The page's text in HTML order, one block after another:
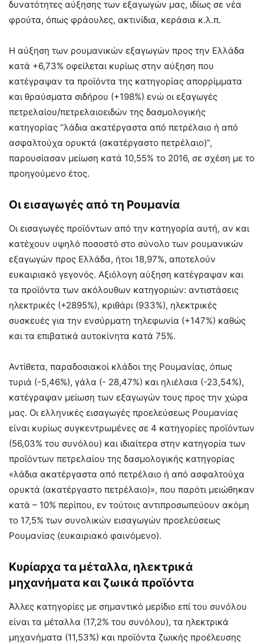
δυνατότητες αύξησης των εξαγωγών μας, ιδίως σε νέα
φρούτα, όπως φράουλες, ακτινίδια, κεράσια κ.λ.π.
Η αύξηση των ρουμανικών εξαγωγών προς την Ελλάδα
κατά +6,73% οφείλεται κυρίως στην αύξηση που
κατέγραψαν τα προϊόντα της κατηγορίας απορρίμματα
και θραύσματα σιδήρου (+198%) ενώ οι εξαγωγές
πετρελαίου/πετρελαιοειδών της δασμολογικής
κατηγορίας “λάδια ακατέργαστα από πετρέλαιο ή από
ασφαλτούχα ορυκτά (ακατέργαστο πετρέλαιο)”,
παρουσίασαν μείωση κατά 10,55% το 2016, σε σχέση με το
προηγούμενο έτος.
Οι εισαγωγές από τη Ρουμανία
Οι εισαγωγές προϊόντων από την κατηγορία αυτή, αν και
κατέχουν υψηλό ποσοστό στο σύνολο των ρουμανικών
εξαγωγών προς Ελλάδα, ήτοι 18,97%, αποτελούν
ευκαιριακό γεγονός. Αξιόλογη αύξηση κατέγραψαν και
τα προϊόντα των ακόλουθων κατηγοριών: αντιστάσεις
ηλεκτρικές (+2895%), κριθάρι (933%), ηλεκτρικές
συσκευές για την ενσύρματη τηλεφωνία (+147%) καθώς
και τα επιβατικά αυτοκίνητα κατά 75%.
Αντίθετα, παραδοσιακοί κλάδοι της Ρουμανίας, όπως
τυριά (-5,46%), γάλα (- 28,47%) και ηλιέλαια (-23,54%),
κατέγραψαν μείωση των εξαγωγών τους προς την χώρα
μας. Οι ελληνικές εισαγωγές προελεύσεως Ρουμανίας
είναι κυρίως συγκεντρωμένες σε 4 κατηγορίες προϊόντων
(56,03% του συνόλου) και ιδιαίτερα στην κατηγορία των
προϊόντων πετρελαίου της δασμολογικής κατηγορίας
«λάδια ακατέργαστα από πετρέλαιο ή από ασφαλτούχα
ορυκτά (ακατέργαστο πετρέλαιο)», που παρότι μειώθηκαν
κατά – 10% περίπου, εν τούτοις αντιπροσωπεύουν ακόμη
το 17,5% των συνολικών εισαγωγών προελεύσεως
Ρουμανίας (ευκαιριακό φαινόμενο).
Κυρίαρχα τα μέταλλα, ηλεκτρικά
μηχανήματα και ζωικά προϊόντα
Άλλες κατηγορίες με σημαντικό μερίδιο επί του συνόλου
είναι τα μέταλλα (17,2% του συνόλου), τα ηλεκτρικά
μηχανήματα (11,53%) και προϊόντα ζωικής προέλευσης